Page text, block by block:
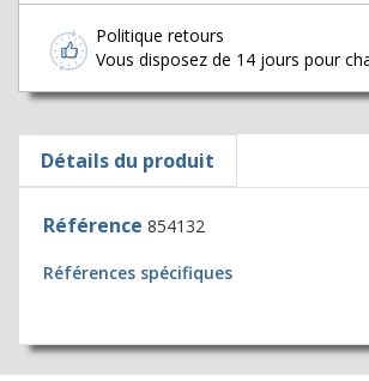
Politique retours
Vous disposez de 14 jours pour
Détails du produit
Référence 854132
Références spécifiques